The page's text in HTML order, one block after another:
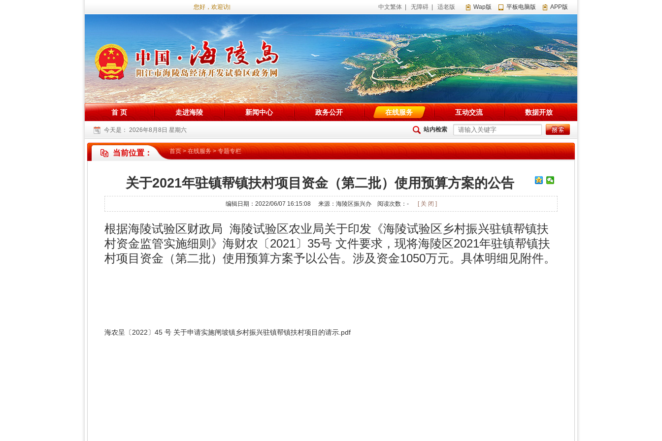
您好，欢迎访问海陵试验区政务网站！ 中文繁体 无障碍 适老版 Wap版 平板电脑版 APP版
首 页 走进海陵 新闻中心 政务公开 在线服务 互动交流 数据开放
今天是： 2026年8月8日 星期六 站内检索
当前位置： 首页>在线服务>专题专栏
关于2021年驻镇帮镇扶村项目资金（第二批）使用预算方案的公告
编辑日期：2022/06/07 16:15:08 来源：海陵区振兴办 阅读次数： - [ 关 闭 ]
根据海陵试验区财政局 海陵试验区农业局关于印发《海陵试验区乡村振兴驻镇帮镇扶
村资金监管实施细则》海财农〔2021〕35号 文件要求，现将海陵区2021年驻镇帮镇扶
村项目资金（第二批）使用预算方案予以公告。涉及资金1050万元。具体明细见附件。
海农呈〔2022〕45 号 关于申请实施闸坡镇乡村振兴驻镇帮镇扶村项目的请示.pdf